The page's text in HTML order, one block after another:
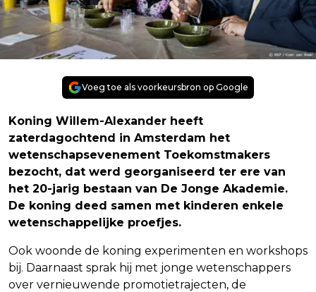
Voeg toe als voorkeursbron op Google
Koning Willem-Alexander heeft
zaterdagochtend in Amsterdam het
wetenschapsevenement Toekomstmakers
bezocht, dat werd georganiseerd ter ere van
het 20-jarig bestaan van De Jonge Akademie.
De koning deed samen met kinderen enkele
wetenschappelijke proefjes.
Ook woonde de koning experimenten en workshops
bij. Daarnaast sprak hij met jonge wetenschappers
over vernieuwende promotietrajecten, de